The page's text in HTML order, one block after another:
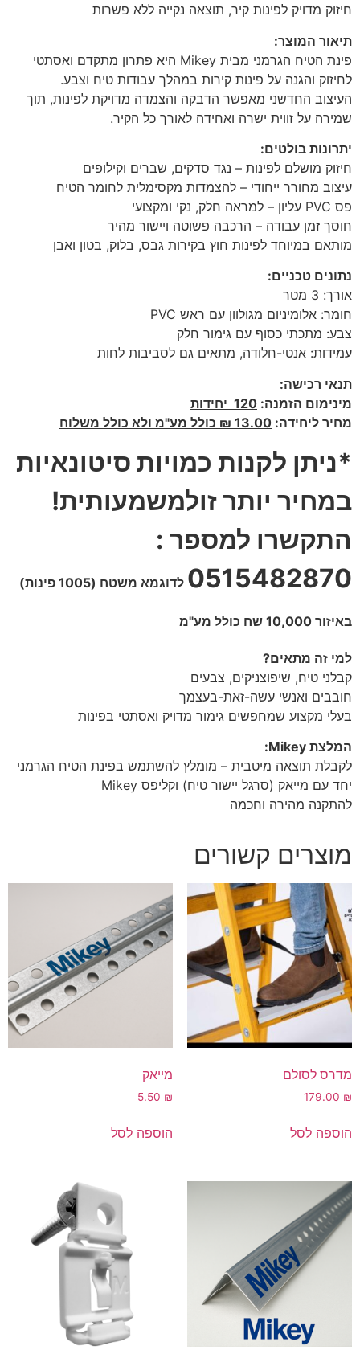
חיזוק מדויק לפינות קיר, תוצאה נקייה ללא פשרות
תיאור המוצר:
פינת הטיח הגרמני מבית Mikey היא פתרון מתקדם ואסתטי
לחיזוק והגנה על פינות קירות במהלך עבודות טיח וצבע.
העיצוב החדשני מאפשר הדבקה והצמדה מדויקת לפינות, תוך
שמירה על זווית ישרה ואחידה לאורך כל הקיר.
יתרונות בולטים:
חיזוק מושלם לפינות – נגד סדקים, שברים וקילופים
עיצוב מחורר ייחודי – להצמדות מקסימלית לחומר הטיח
פס PVC עליון – למראה חלק, נקי ומקצועי
חוסך זמן עבודה – הרכבה פשוטה ויישור מהיר
מותאם במיוחד לפינות חוץ בקירות גבס, בלוק, בטון ואבן
נתונים טכניים:
אורך: 3 מטר
חומר: אלומיניום מגולוון עם ראש PVC
צבע: מתכתי כסוף עם גימור חלק
עמידות: אנטי-חלודה, מתאים גם לסביבות לחות
תנאי רכישה:
מינימום הזמנה: 120 יחידות
מחיר ליחידה: 13.00 ₪ כולל מע"מ ולא כולל משלוח
*ניתן לקנות כמויות סיטונאיות
במחיר יותר זולמשמעותית!
התקשרו למספר :
0515482870
לדוגמא משטח (1005 פינות)
באיזור 10,000 שח כולל מע"מ
למי זה מתאים?
קבלני טיח, שיפוצניקים, צבעים
חובבים ואנשי עשה-זאת-בעצמך
בעלי מקצוע שמחפשים גימור מדויק ואסתטי בפינות
המלצת Mikey:
לקבלת תוצאה מיטבית – מומלץ להשתמש בפינת הטיח הגרמני
יחד עם מייאק (סרגל יישור טיח) וקליפס Mikey
להתקנה מהירה וחכמה
מוצרים קשורים
מדרס לסולם
179.00 ₪
הוספה לסל
מייאק
5.50 ₪
הוספה לסל